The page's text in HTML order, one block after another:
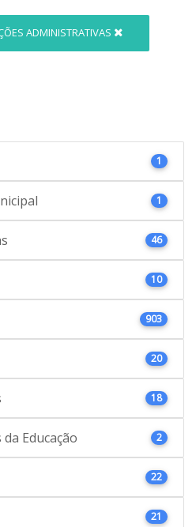
ADMINISTRATIVAS
1
1
46
10
903
20
18
Educação 2
22
21